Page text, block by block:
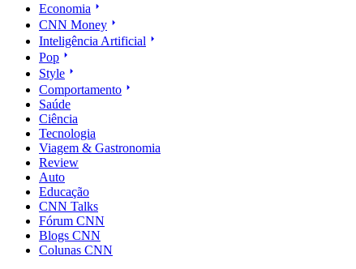
Economia
CNN Money
Inteligência Artificial
Pop
Style
Comportamento
Saúde
Ciência
Tecnologia
Viagem & Gastronomia
Review
Auto
Educação
CNN Talks
Fórum CNN
Blogs CNN
Colunas CNN